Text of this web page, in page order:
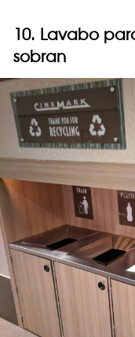
10. Lavabo
sobran